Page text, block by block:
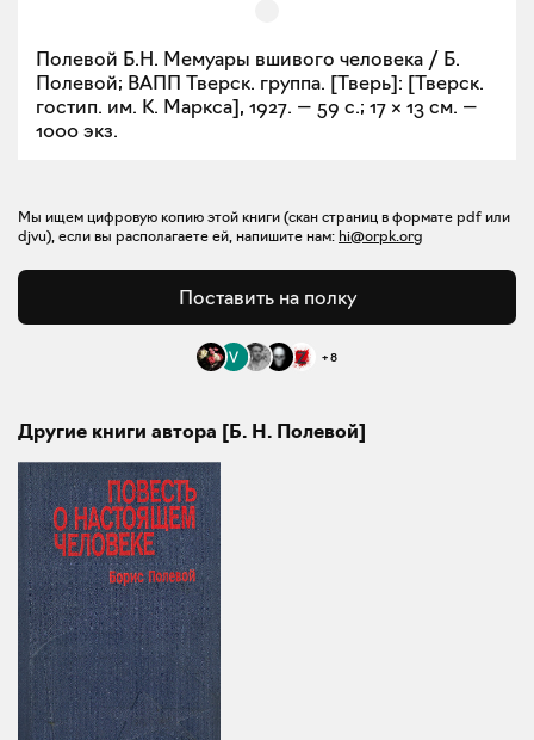
Полевой Б.Н. Мемуары вшивого человека / Б.
Полевой; ВАПП Тверск. группа. [Тверь]: [Тверск.
гостип. им. К. Маркса], 1927. — 59 с.; 17 × 13 см. —
1000 экз.
Мы ищем цифровую копию этой книги (скан страниц в формате pdf или
djvu), если вы располагаете ей, напишите нам: hi@orpk.org
Поставить на полку
+8
Другие книги автора [Б. Н. Полевой]